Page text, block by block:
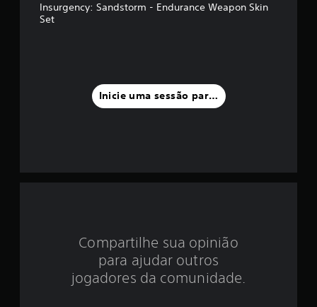
e
Insurgency: Sandstorm - Endurance Weapon Skin
Set
Inicie uma sessão para classificar
Compartilhe sua opinião
para ajudar outros
jogadores da comunidade.